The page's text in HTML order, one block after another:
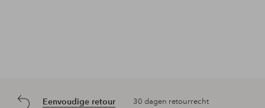
Eenvoudige retour 30 dagen retourrecht